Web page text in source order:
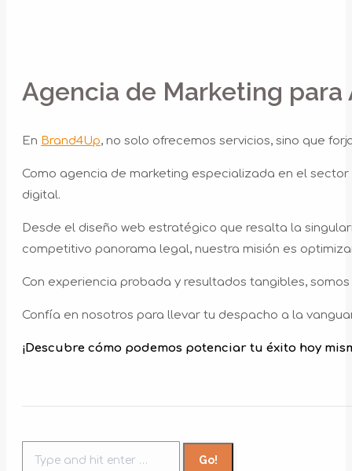
Agencia de Marketing
En Brand4Up, no solo ofrecemos servicios, sino que
Como agencia de marketing especializada en el
digital.
Desde el diseño web estratégico que resalta la
competitivo panorama legal, nuestra misión es
Con experiencia probada y resultados tangibles,
Confía en nosotros para llevar tu despacho a la
¡Descubre cómo podemos potenciar tu éxito hoy